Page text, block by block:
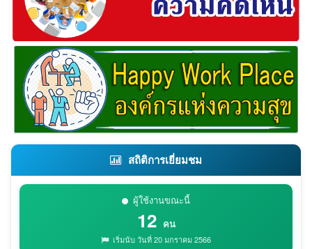
สถิติการเยี่ยมชม
ผู้ใช้งานขณะนี้
12 คน
เริ่มนับ วันที่ 20 มกราคม 2566